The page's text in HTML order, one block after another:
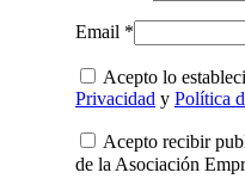
Email *
Acepto lo
Privacidad y Política
Acepto recibir
de la Asociación